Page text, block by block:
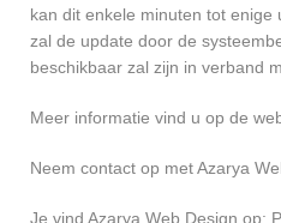
kan dit enkele minuten tot
zal de update door de
beschikbaar zal zijn in verband
Meer informatie vind u op de
Neem contact op met Azarya
Je vind Azarya Web Design op: